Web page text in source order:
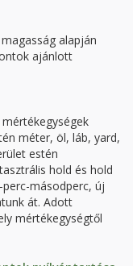
alapján
ajánlott
méter, öl, láb, yard,
estén
hold és hold
másodperc, új
át. Adott
mértékegységtől